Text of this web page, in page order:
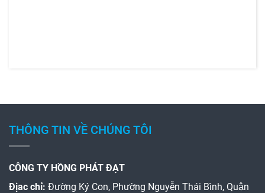
THÔNG TIN VỀ CHÚNG TÔI
CÔNG TY HỒNG PHÁT ĐẠT
Địac chỉ: Đường Ký Con, Phường Nguyễn Thái Bình, Quận